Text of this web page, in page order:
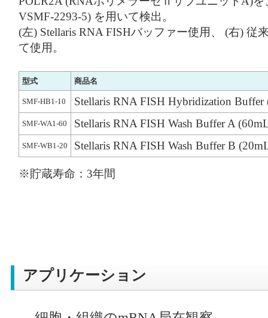
VSMF-2293-5) を用いて検出。
(左) Stellaris RNA FISHバッファー使用、 (右) 従
て使用。
型式 商品名
SMF-HB1-10 Stellaris RNA FISH Hybridization Buffer
SMF-WA1-60 Stellaris RNA FISH Wash Buffer A
SMF-WB1-20 Stellaris RNA FISH Wash Buffer B
※貯蔵寿命：3年間
アプリケーション